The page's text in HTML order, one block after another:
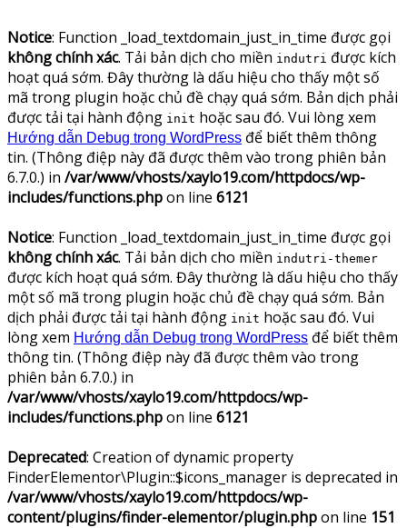
Notice: Function _load_textdomain_just_in_time được gọi
không chính xác. Tải bản dịch cho miền indutri được kích
hoạt quá sớm. Đây thường là dấu hiệu cho thấy một số
mã trong plugin hoặc chủ đề chạy quá sớm. Bản dịch phải
được tải tại hành động init hoặc sau đó. Vui lòng xem
Hướng dẫn Debug trong WordPress để biết thêm thông
tin. (Thông điệp này đã được thêm vào trong phiên bản
6.7.0.) in /var/www/vhosts/xaylo19.com/httpdocs/wp-
includes/functions.phpon line 6121
Notice: Function _load_textdomain_just_in_time được gọi
không chính xác. Tải bản dịch cho miền indutri-themer
được kích hoạt quá sớm. Đây thường là dấu hiệu cho thấy
một số mã trong plugin hoặc chủ đề chạy quá sớm. Bản
dịch phải được tải tại hành động init hoặc sau đó. Vui
lòng xem Hướng dẫn Debug trong WordPress để biết thêm
thông tin. (Thông điệp này đã được thêm vào trong
phiên bản 6.7.0.) in
/var/www/vhosts/xaylo19.com/httpdocs/wp-
includes/functions.phpon line 6121
Deprecated: Creation of dynamic property
FinderElementor\Plugin::$icons_manager is deprecated in
/var/www/vhosts/xaylo19.com/httpdocs/wp-
content/plugins/finder-elementor/plugin.phpon line 151